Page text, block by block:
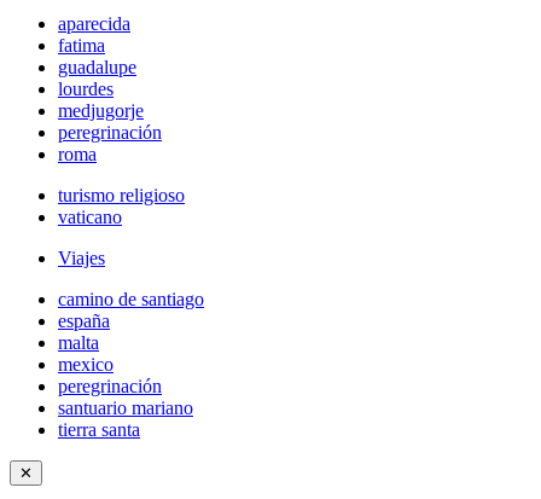
aparecida
fatima
guadalupe
lourdes
medjugorje
peregrinación
roma
turismo religioso
vaticano
Viajes
camino de santiago
españa
malta
mexico
peregrinación
santuario mariano
tierra santa
✕